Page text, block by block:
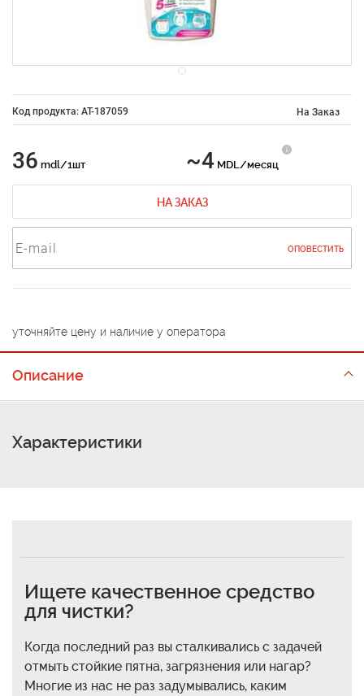
Код продукта: AT-187059 На Заказ
36 mdl/1шт ~4 MDL/месяц
НА ЗАКАЗ
ОПОВЕСТИТЬ
уточняйте цену и наличие у оператора
Описание
Характеристики
Ищете качественное средство
для чистки?
Когда последний раз вы сталкивались с задачей
отмыть стойкие пятна, загрязнения или нагар?
Многие из нас не раз задумывались, каким